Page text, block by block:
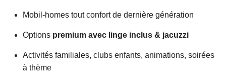
Mobil-homes tout confort de dernière génération
Options premium avec linge inclus & jacuzzi
Activités familiales, clubs enfants, animations, soirées
à thème